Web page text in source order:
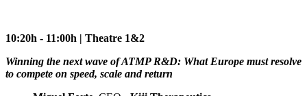
10:20h - 11:00h | Theatre 1&2
Winning the next wave of ATMP R&D: What Europe must resolve
to compete on speed, scale and return